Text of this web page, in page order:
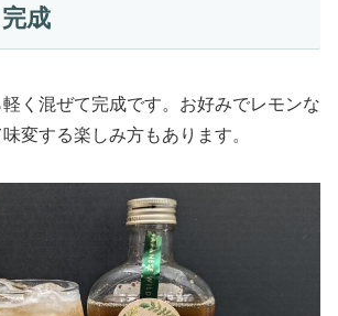
成
く混ぜて完成です。お好みでレモンな
変する楽しみ方もあります。